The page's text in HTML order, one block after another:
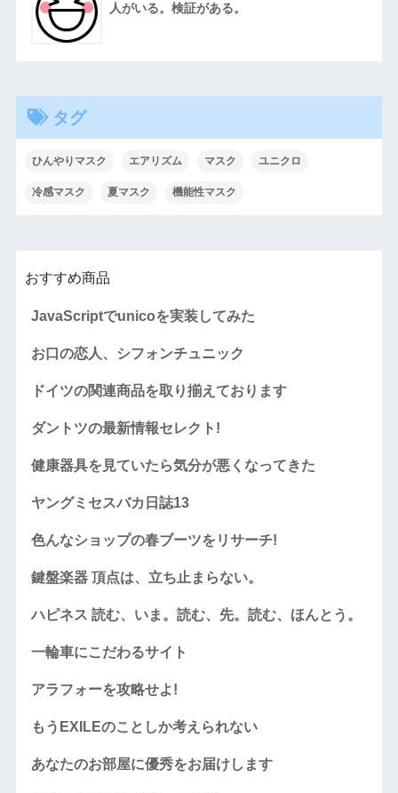
人がいる。検証がある。
タグ
ひんやりマスク エアリズム マスク ユニクロ
冷感マスク 夏マスク 機能性マスク
おすすめ商品
JavaScriptでunicoを実装してみた
お口の恋人、シフォンチュニック
ドイツの関連商品を取り揃えております
ダントツの最新情報セレクト!
健康器具を見ていたら気分が悪くなってきた
ヤングミセスバカ日誌13
色んなショップの春ブーツをリサーチ!
鍵盤楽器 頂点は、立ち止まらない。
ハピネス 読む、いま。読む、先。読む、ほんとう。
一輪車にこだわるサイト
アラフォーを攻略せよ!
もうEXILEのことしか考えられない
あなたのお部屋に優秀をお届けします